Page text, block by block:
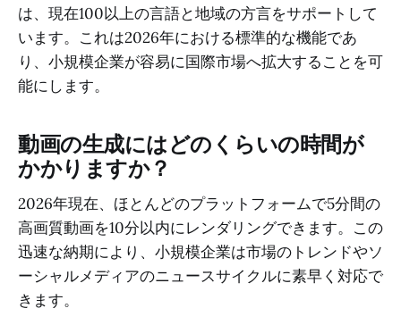
は、現在100以上の言語と地域の方言をサポートして
います。これは2026年における標準的な機能であ
り、小規模企業が容易に国際市場へ拡大することを可
能にします。
動画の生成にはどのくらいの時間が
かかりますか？
2026年現在、ほとんどのプラットフォームで5分間の
高画質動画を10分以内にレンダリングできます。この
迅速な納期により、小規模企業は市場のトレンドやソ
ーシャルメディアのニュースサイクルに素早く対応で
きます。